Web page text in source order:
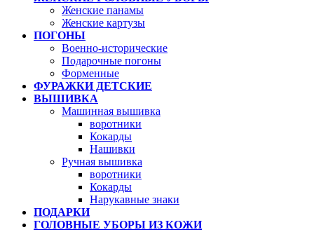
Женские панамы
Женские картузы
ПОГОНЫ
Военно-исторические
Подарочные погоны
Форменные
ФУРАЖКИ ДЕТСКИЕ
ВЫШИВКА
Машинная вышивка
воротники
Кокарды
Нашивки
Ручная вышивка
воротники
Кокарды
Нарукавные знаки
ПОДАРКИ
ГОЛОВНЫЕ УБОРЫ ИЗ КОЖИ